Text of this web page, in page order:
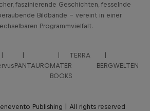
faszinierende Geschichten, fesselnde
Bildbände – vereint in einer
Programmvielfalt.
PANTAURO
TERRA
MATER
BOOKS
BERGWELTEN
Publishing | All rights reserved